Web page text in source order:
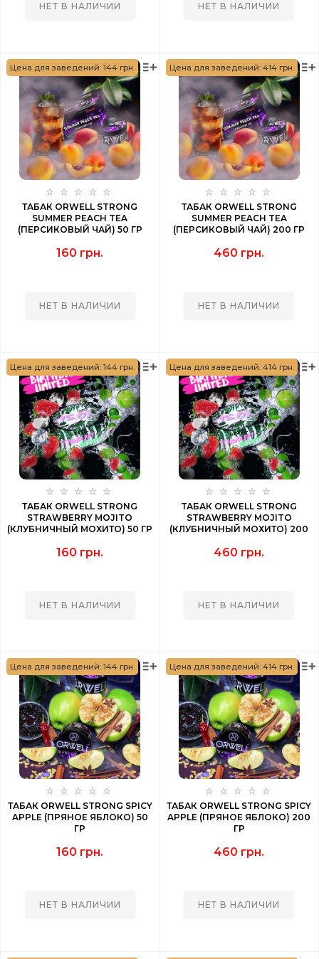
НЕТ В НАЛИЧИИ НЕТ В НАЛИЧИИ
Цена для заведений: 144 грн.
ТАБАК ORWELL STRONG
SUMMER PEACH TEA
(ПЕРСИКОВЫЙ ЧАЙ) 50 ГР
160 грн.
НЕТ В НАЛИЧИИ
Цена для заведений: 414 грн.
ТАБАК ORWELL STRONG
SUMMER PEACH TEA
(ПЕРСИКОВЫЙ ЧАЙ) 200 ГР
460 грн.
НЕТ В НАЛИЧИИ
Цена для заведений: 144 грн.
ТАБАК ORWELL STRONG
STRAWBERRY MOJITO
(КЛУБНИЧНЫЙ МОХИТО) 50 ГР
160 грн.
НЕТ В НАЛИЧИИ
Цена для заведений: 414 грн.
ТАБАК ORWELL STRONG
STRAWBERRY MOJITO
(КЛУБНИЧНЫЙ МОХИТО) 200
460 грн.
НЕТ В НАЛИЧИИ
Цена для заведений: 144 грн.
ТАБАК ORWELL STRONG SPICY
APPLE (ПРЯНОЕ ЯБЛОКО) 50
ГР
160 грн.
НЕТ В НАЛИЧИИ
Цена для заведений: 414 грн.
ТАБАК ORWELL STRONG SPICY
APPLE (ПРЯНОЕ ЯБЛОКО) 200
ГР
460 грн.
НЕТ В НАЛИЧИИ